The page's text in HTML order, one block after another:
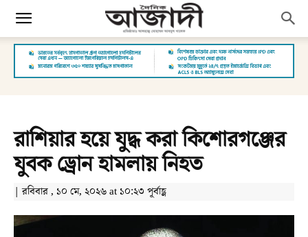
রাশিয়ার হয়ে যুদ্ধ করা কিশোরগঞ্জের
যুবক ড্রোন হামলায় নিহত
| রবিবার , ১০ মে, ২০২৬ at ১০:২৩ পূর্বাহ্ণ